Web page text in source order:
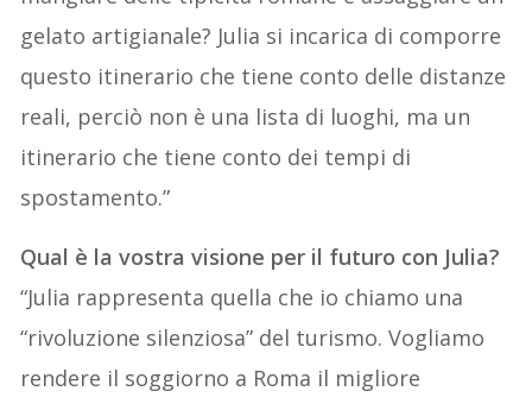
gelato artigianale? Julia si incarica di comporre
questo itinerario che tiene conto delle distanze
reali, perciò non è una lista di luoghi, ma un
itinerario che tiene conto dei tempi di
spostamento.”
Qual è la vostra visione per il futuro con Julia?
“Julia rappresenta quella che io chiamo una
“rivoluzione silenziosa” del turismo. Vogliamo
rendere il soggiorno a Roma il migliore